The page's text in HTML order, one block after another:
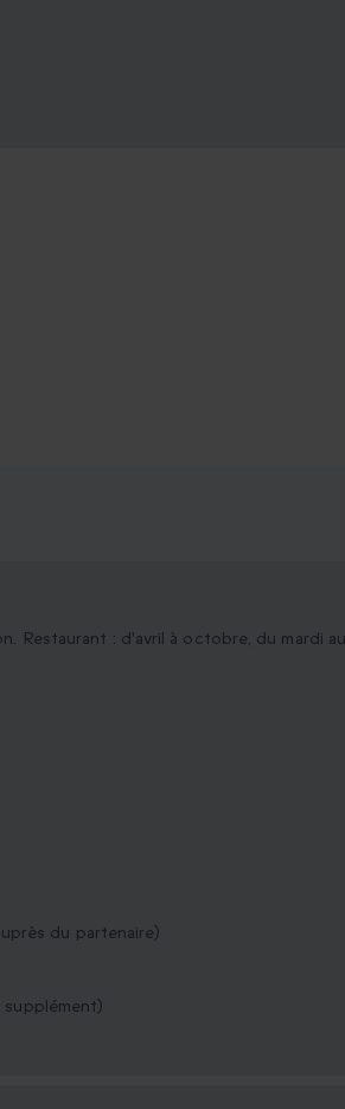
Restaurant : d'avril à octobre, du mardi
du partenaire)